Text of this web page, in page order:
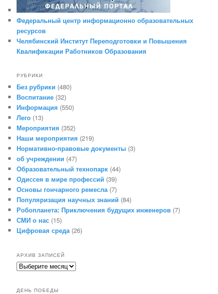
Федеральный центр информационно образовательных
ресурсов
Челябинский Институт Переподготовки и Повышения
Квалификации Работников Образования
РУБРИКИ
Без рубрики (480)
Воспитание (32)
Информация (550)
Лего (13)
Мероприятия (352)
Наши мероприятия (219)
Нормативно-правовые документы (3)
об учреждении (47)
Образовательный технопарк (44)
Одиссея в мире профессий (39)
Основы гончарного ремесла(7)
Популяризация научных знаний (84)
Робопланета: Приключения будущих инженеров (7)
СМИ о нас (15)
Цифровая среда(26)
АРХИВ ЗАПИСЕЙ
ДЕНЬ ПОБЕДЫ